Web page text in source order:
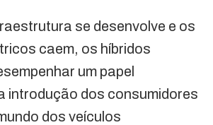
se desenvolve e os
caem, os híbridos
um papel
introdução dos consumidores
dos veículos